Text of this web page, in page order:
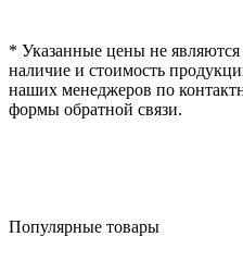
* Указанные цены не
наличие и стоимость
наших менеджеров по
формы обратной связи.
Популярные товары